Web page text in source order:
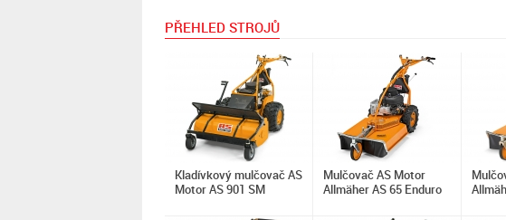
PŘEHLED STROJŮ
Kladívkový mulčovač AS
Motor AS 901 SM
Mulčovač AS Motor
Allmäher AS 65 Enduro